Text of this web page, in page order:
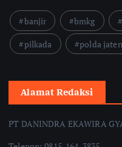
banjir bmkg
pilkada
polda
Alamat Redaksi
PT DANINDRA EKAWIRA